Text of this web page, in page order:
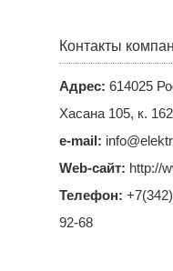
Контакты
Адрес: 614025
Хасана 105, к. 162
e-mail:
Web-сайт: http://
Телефон:
92-68